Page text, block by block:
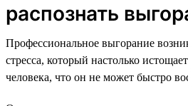
распознать
Профессиональное выгорание
стресса, который настолько
человека, что он не может быстро